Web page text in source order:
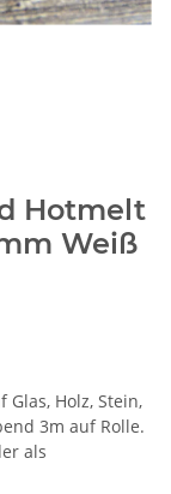
Hotmelt
Weiß
Holz, Stein,
3m auf Rolle.
als